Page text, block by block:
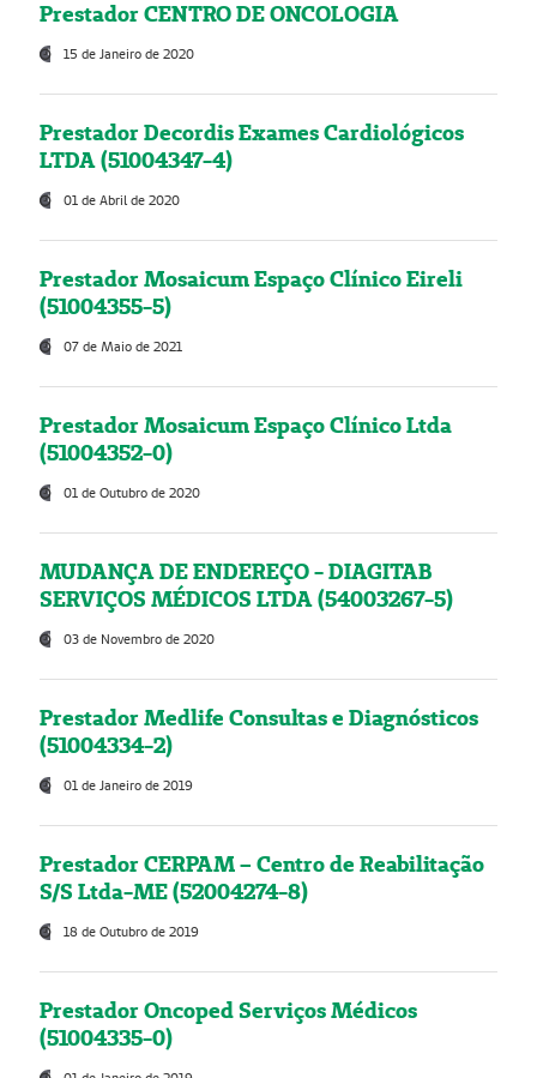
Prestador CENTRO DE ONCOLOGIA
15 de Janeiro de 2020
Prestador Decordis Exames Cardiológicos
LTDA (51004347-4)
01 de Abril de 2020
Prestador Mosaicum Espaço Clínico Eireli
(51004355-5)
07 de Maio de 2021
Prestador Mosaicum Espaço Clínico Ltda
(51004352-0)
01 de Outubro de 2020
MUDANÇA DE ENDEREÇO - DIAGITAB
SERVIÇOS MÉDICOS LTDA (54003267-5)
03 de Novembro de 2020
Prestador Medlife Consultas e Diagnósticos
(51004334-2)
01 de Janeiro de 2019
Prestador CERPAM – Centro de Reabilitação
S/S Ltda-ME (52004274-8)
18 de Outubro de 2019
Prestador Oncoped Serviços Médicos
(51004335-0)